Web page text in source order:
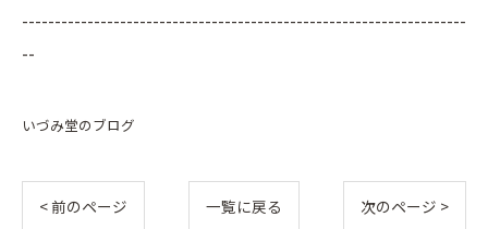
--------------------------------------------------------------------
--
いづみ堂のブログ
< 前のページ 一覧に戻る 次のページ >